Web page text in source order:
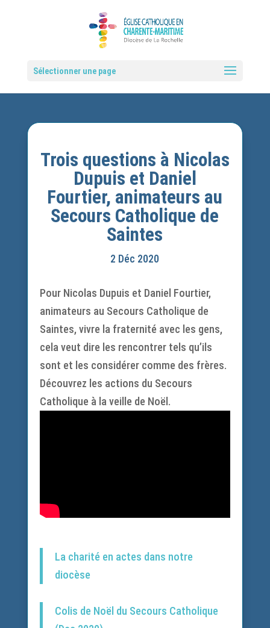
Sélectionner une page
Trois questions à Nicolas
Dupuis et Daniel
Fourtier, animateurs au
Secours Catholique de
Saintes
2 Déc 2020
Pour Nicolas Dupuis et Daniel Fourtier,
animateurs au Secours Catholique de
Saintes, vivre la fraternité avec les gens,
cela veut dire les rencontrer tels qu’ils
sont et les considérer comme des frères.
Découvrez les actions du Secours
Catholique à la veille de Noël.
La charité en actes dans notre
diocèse
Colis de Noël du Secours Catholique